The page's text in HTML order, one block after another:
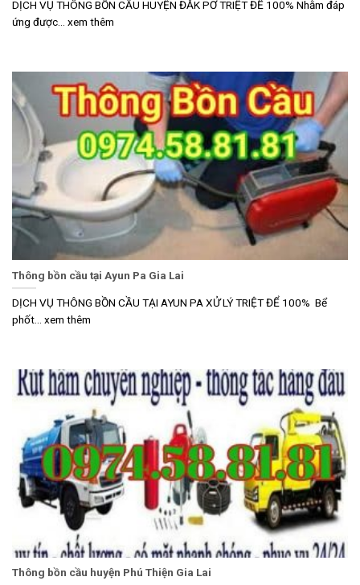
DỊCH VỤ THÔNG BỒN CẦU HUYỆN ĐĂK PƠ TRIỆT ĐỂ 100% Nhằm đáp
ứng được... xem thêm
Thông bồn cầu tại Ayun Pa Gia Lai
DỊCH VỤ THÔNG BỒN CẦU TẠI AYUN PA XỬ LÝ TRIỆT ĐỂ 100% Bể
phốt... xem thêm
Thông bồn cầu huyện Phú Thiện Gia Lai